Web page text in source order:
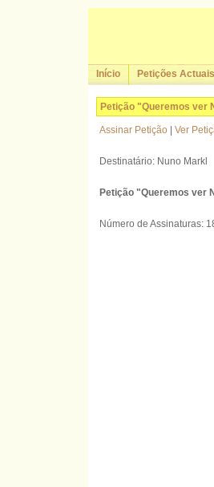
Início Petições Actuais
Petição "Queremos ver
Assinar Petição Ver
Destinatário: Nuno Markl
Petição "Queremos ver
Número de Assinaturas: